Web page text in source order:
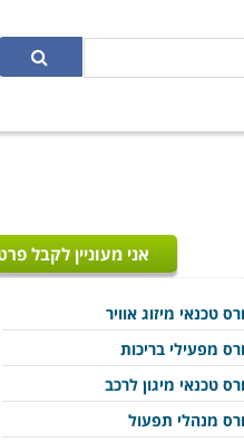
אני מעוניין לקבל
טכנאי מיזוג אוויר
מפעילי בריכות
טכנאי מיגון לרכב
מנהלי תפעול